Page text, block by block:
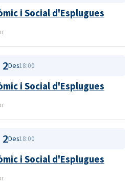
i Social d'Esplugues
2Des18:00
i Social d'Esplugues
2Des18:00
i Social d'Esplugues